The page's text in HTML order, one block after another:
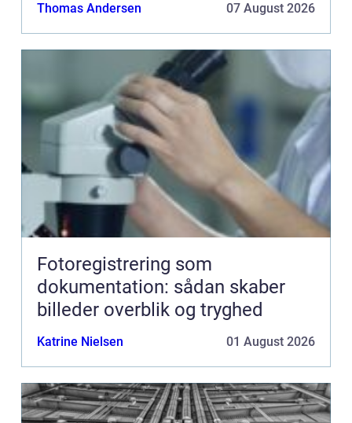
Thomas Andersen 07 August 2026
Fotoregistrering som
dokumentation: sådan skaber
billeder overblik og tryghed
Katrine Nielsen 01 August 2026